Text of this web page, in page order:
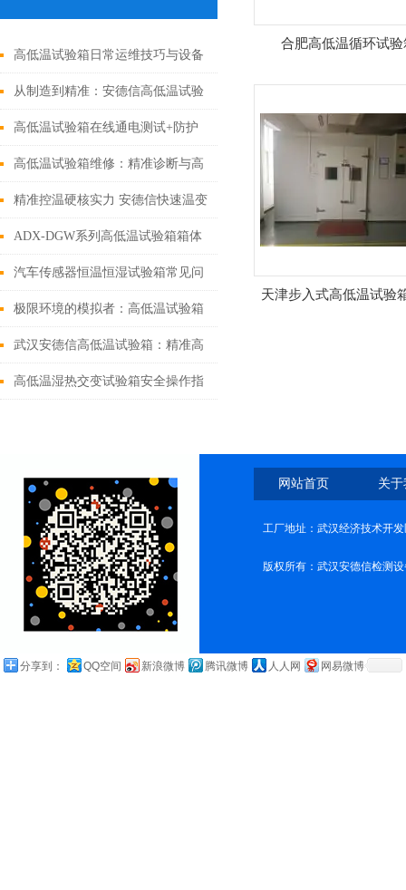
高低温试验箱日常运维技巧与设备
延寿、精准度保障方案
从制造到精准：安德信高低温试验
箱，筑牢数据可信防线
高低温试验箱在线通电测试+防护
观察窗加装，必看注意事项
高低温试验箱维修：精准诊断与高
效修复指南
精准控温硬核实力 安德信快速温变
试验箱赋能多行业可靠性测试
ADX-DGW系列高低温试验箱箱体
结构暗藏哪些机关？
汽车传感器恒温恒湿试验箱常见问
题解答
极限环境的模拟者：高低温试验箱
操作规程详解
武汉安德信高低温试验箱：精准高
效，帮研发质检省心降本
高低温湿热交变试验箱安全操作指
合肥高低温循环试验
天津步入式高低温试验
网站首页 关
工厂地址：武汉经济技术开
版权所有：武汉安德信检测
分享到： QQ空间 新浪微博 腾讯微博 人人网 网易微博